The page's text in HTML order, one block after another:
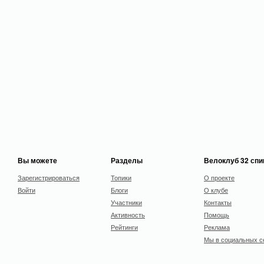
Вы можете
Зарегистрироваться
Войти
Разделы
Топики
Блоги
Участники
Активность
Рейтинги
Велоклуб 32
О проекте
О клубе
Контакты
Помощь
Реклама
Мы в социальных